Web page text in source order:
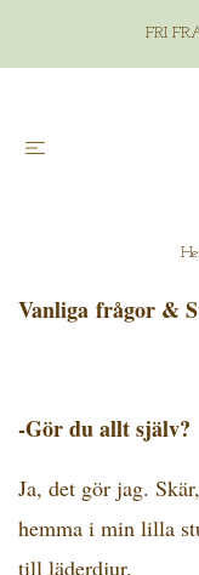
FRI
Vanliga frågor &
-Gör du allt själv?
Ja, det gör jag.
hemma i min lilla
till läderdjur.